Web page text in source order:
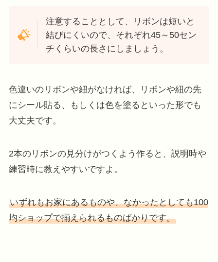
注意することとして、リボンは短いと
結びにくいので、それぞれ45～50セン
チくらいの長さにしましょう。
色違いのリボンや紐がなければ、リボンや紐の先
にシール貼る、もしくは色を塗るといった形でも
大丈夫です。
2本のリボンの見分けがつくよう作ると、説明時や
練習時に教えやすいですよ。
いずれもお家にあるものや、なかったとしても100
均ショップで揃えられるものばかりです。